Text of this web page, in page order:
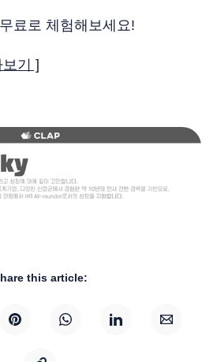
료로 체험해보세요!
기 ]
this article: